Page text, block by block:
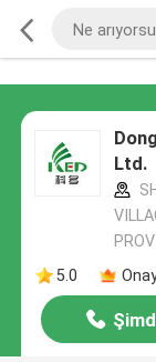
Ltd.
5.0